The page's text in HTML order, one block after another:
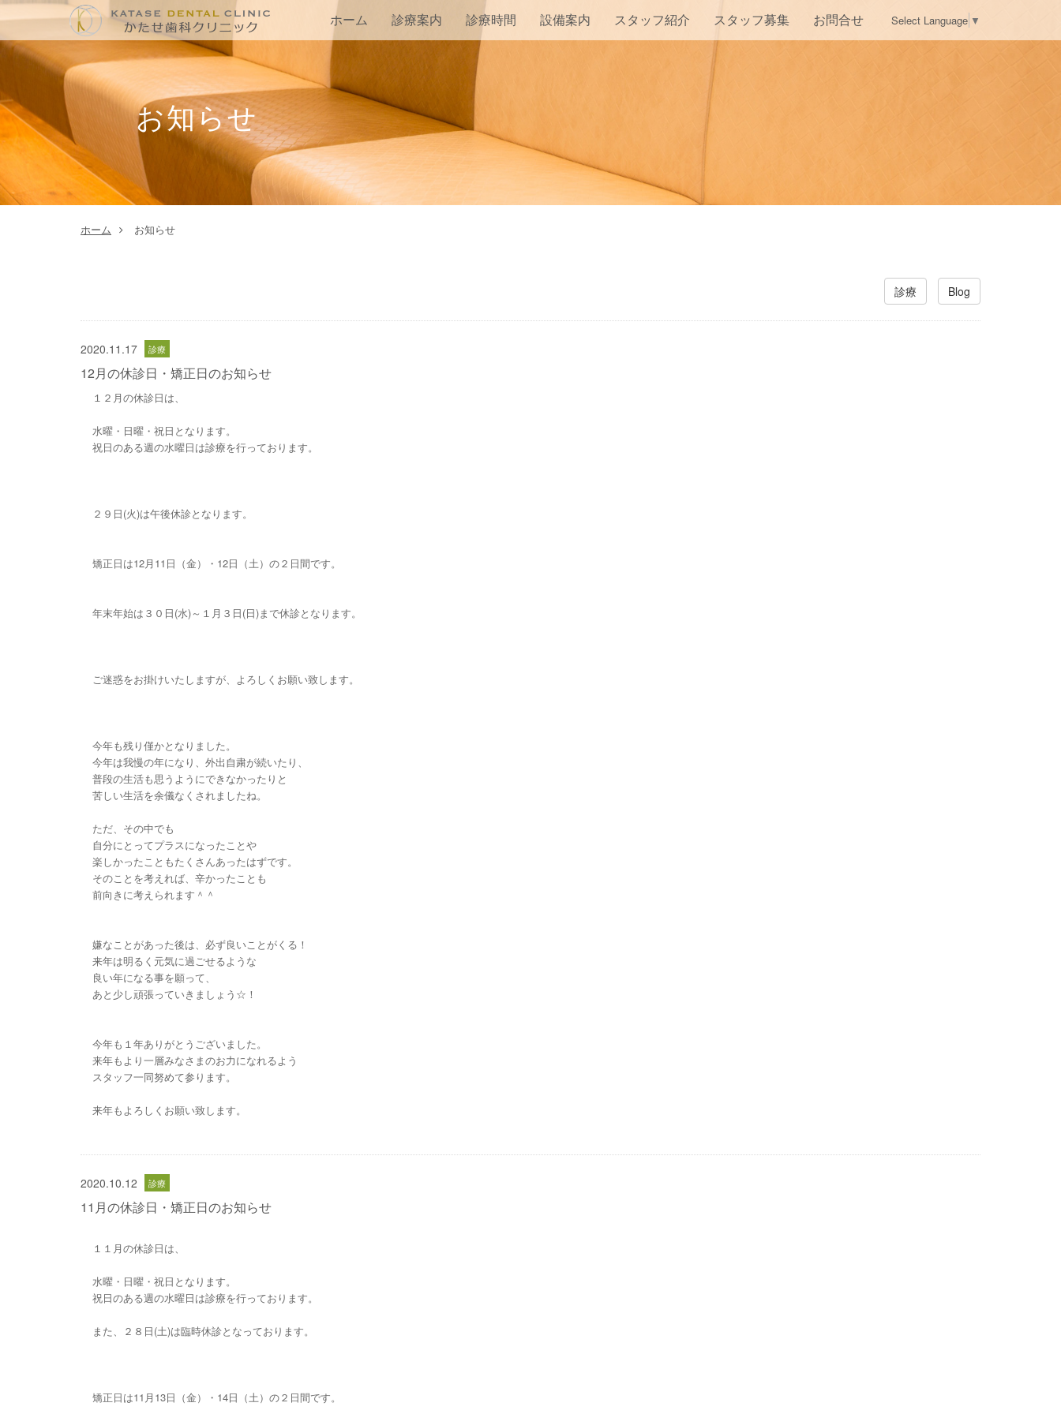
ホーム 診療案内 診療時間 設備案内 スタッフ紹介 スタッフ募集 お問合せ Select Language ▼
お知らせ
ホーム お知らせ
診療 Blog
2020.11.17
12月の休診日・矯正日のお知らせ
１２月の休診日は、
水曜・日曜・祝日となります。
祝日のある週の水曜日は診療を行っております。
２９日(火)は午後休診となります。
矯正日は12月11日（金）・12日（土）の２日間です。
年末年始は３０日(水)～１月３日(日)まで休診となります。
ご迷惑をお掛けいたしますが、よろしくお願い致します。
今年も残り僅かとなりました。
今年は我慢の年になり、外出自粛が続いたり、
普段の生活も思うようにできなかったりと
苦しい生活を余儀なくされましたね。
ただ、その中でも
自分にとってプラスになったことや
楽しかったこともたくさんあったはずです。
そのことを考えれば、辛かったことも
前向きに考えられます＾＾
嫌なことがあった後は、必ず良いことがくる！
来年は明るく元気に過ごせるような
良い年になる事を願って、
あと少し頑張っていきましょう☆！
今年も１年ありがとうございました。
来年もより一層みなさまのお力になれるよう
スタッフ一同努めて参ります。
来年もよろしくお願い致します。
2020.10.12
11月の休診日・矯正日のお知らせ
１１月の休診日は、
水曜・日曜・祝日となります。
祝日のある週の水曜日は診療を行っております。
また、２８日(土)は臨時休診となっております。
矯正日は11月13日（金）・14日（土）の２日間です。